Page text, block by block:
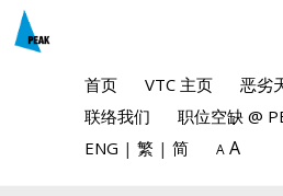
首页 VTC 主页
恶劣
联络我们
职位空缺 @
ENG | 繁 | 简 A A